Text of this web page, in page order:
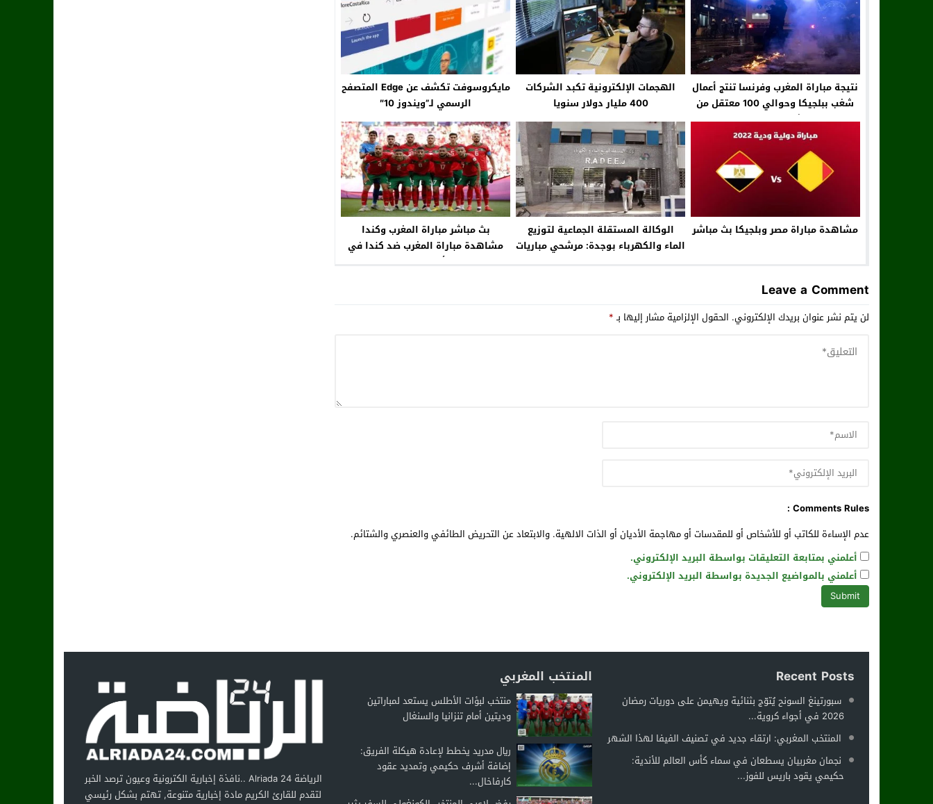
نتيجة مباراة المغرب وفرنسا تنتج أعمال
شغب ببلجيكا وحوالي 100 معتقل من
المشجعين المغاربة
الهجمات الإلكترونية تكبد الشركات
400 مليار دولار سنويا
مايكروسوفت تكشف عن Edge المتصفح
الرسمي لـ”ويندوز 10″
مشاهدة مباراة مصر وبلجيكا بث مباشر
الوكالة المستقلة الجماعية لتوزيع
الماء والكهرباء بوجدة: مرشحي مباريات
بث مباشر مباراة المغرب وكندا
مشاهدة مباراة المغرب ضد كندا في
كأس العالم
Leave a Comment
لن يتم نشر عنوان بريدك الإلكتروني. الحقول الإلزامية مشار إليها بـ*
Comments Rules :
عدم الإساءة للكاتب أو للأشخاص أو للمقدسات أو مهاجمة الأديان أو الذات الالهية. والابتعاد عن التحريض الطائفي والعنصري والشتائم.
أعلمني بمتابعة التعليقات بواسطة البريد الإلكتروني.
أعلمني بالمواضيع الجديدة بواسطة البريد الإلكتروني.
Recent Posts
سبورتينغ السونح يُتوّج بثنائية ويهيمن على دوريات رمضان
2026 في أجواء كروية...
المنتخب المغربي: ارتقاء جديد في تصنيف الفيفا لهذا الشهر
نجمان مغربيان يسطعان في سماء كأس العالم للأندية:
حكيمي يقود باريس للفوز...
المنتخب المغربي
منتخب لبؤات الأطلس يستعد لمباراتين
وديتين أمام تنزانيا والسنغال
ريال مدريد يخطط لإعادة هيكلة الفريق:
إضافة أشرف حكيمي وتمديد عقود
كارفاخال...
الرياضة Alriada 24 ..نافذة إخبارية الكترونية وعيون ترصد الخبر
لتقدم للقارئ الكريم مادة إخبارية متنوعة, تهتم بشكل رئيسي